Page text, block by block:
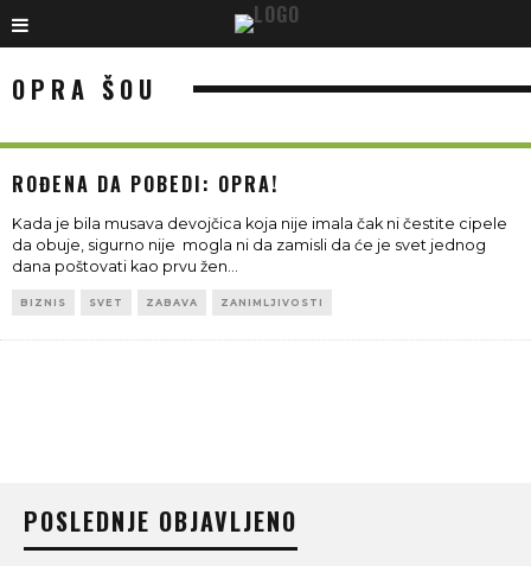
OPRA ŠOU
ROĐENA DA POBEDI: OPRA!
Kada je bila musava devojčica koja nije imala čak ni čestite cipele
da obuje, sigurno nije mogla ni da zamisli da će je svet jednog
dana poštovati kao prvu žen...
BIZNIS SVET ZABAVA ZANIMLJIVOSTI
POSLEDNJE OBJAVLJENO